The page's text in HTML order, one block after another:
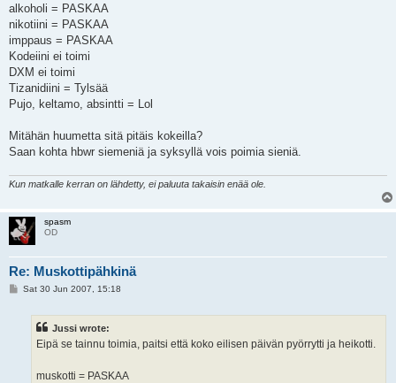
alkoholi = PASKAA
nikotiini = PASKAA
imppaus = PASKAA
Kodeiini ei toimi
DXM ei toimi
Tizanidiini = Tylsää
Pujo, keltamo, absintti = Lol
Mitähän huumetta sitä pitäis kokeilla?
Saan kohta hbwr siemeniä ja syksyllä vois poimia sieniä.
Kun matkalle kerran on lähdetty, ei paluuta takaisin enää ole.
spasm
OD
Re: Muskottipähkinä
PSat 30 Jun 2007, 15:18
Jussi wrote:
Eipä se tainnu toimia, paitsi että koko eilisen päivän pyörrytti ja heikotti.
muskotti = PASKAA